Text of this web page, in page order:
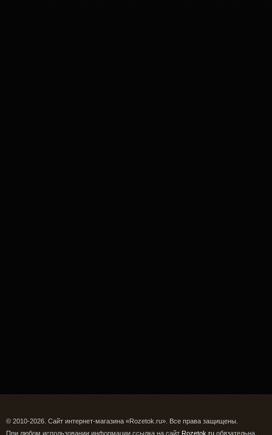
© 2010-2026. Сайт интернет-магазина «Rozetok.ru». Все права защищены.
При любом использовании информации ссылка на сайт Rozetok.ru обязательна.